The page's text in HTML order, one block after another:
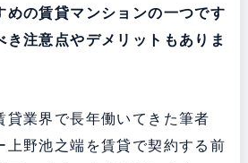
めの賃貸マンションの一つです
き注意点やデメリットもありま
貸業界で長年働いてきた筆者
上野池之端を賃貸で契約する前